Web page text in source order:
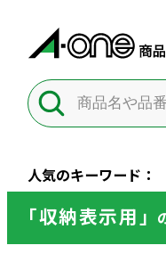
人気のキーワード：
「収納表示用」